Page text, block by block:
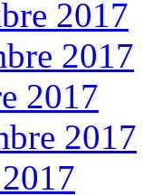
2017
2017
2017
2017